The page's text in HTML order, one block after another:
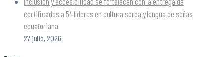
certificados a 54 líderes en cultura sorda y lengua de señas
ecuatoriana
27 julio, 2026